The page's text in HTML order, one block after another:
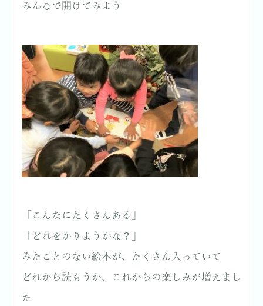
みんなで開けてみよう
「こんなにたくさんある」
「どれをかりようかな？」
みたことのない絵本が、たくさん入っていて
どれから読もうか、これからの楽しみが増えまし
た